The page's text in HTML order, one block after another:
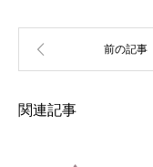
関連記事